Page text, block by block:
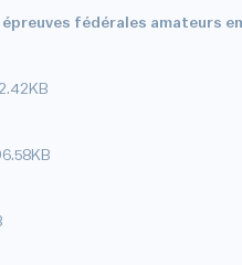
fédérales amateurs